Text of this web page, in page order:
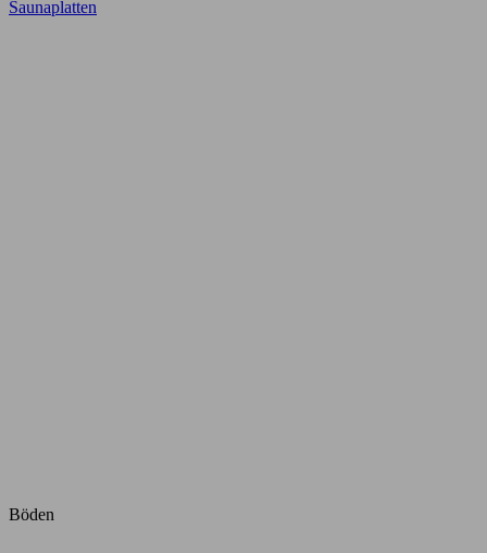
Saunaplatten
Böden